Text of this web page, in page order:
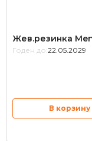
Жев.резинка
Годен до: 22.05.2029
В корзину